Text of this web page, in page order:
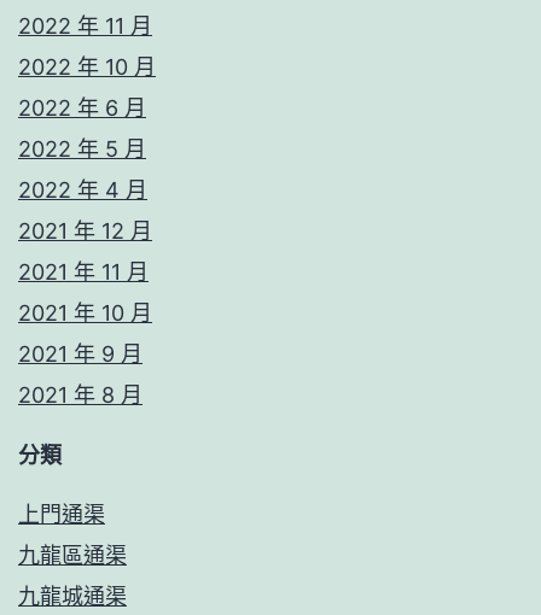
2022 年 11 月
2022 年 10 月
2022 年 6 月
2022 年 5 月
2022 年 4 月
2021 年 12 月
2021 年 11 月
2021 年 10 月
2021 年 9 月
2021 年 8 月
分類
上門通渠
九龍區通渠
九龍城通渠